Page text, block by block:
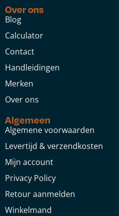
Over ons
Blog
Calculator
Contact
Handleidingen
Merken
Over ons
Algemeen
Algemene voorwaarden
Levertijd & verzendkosten
Mijn account
Privacy Policy
Retour aanmelden
Winkelmand